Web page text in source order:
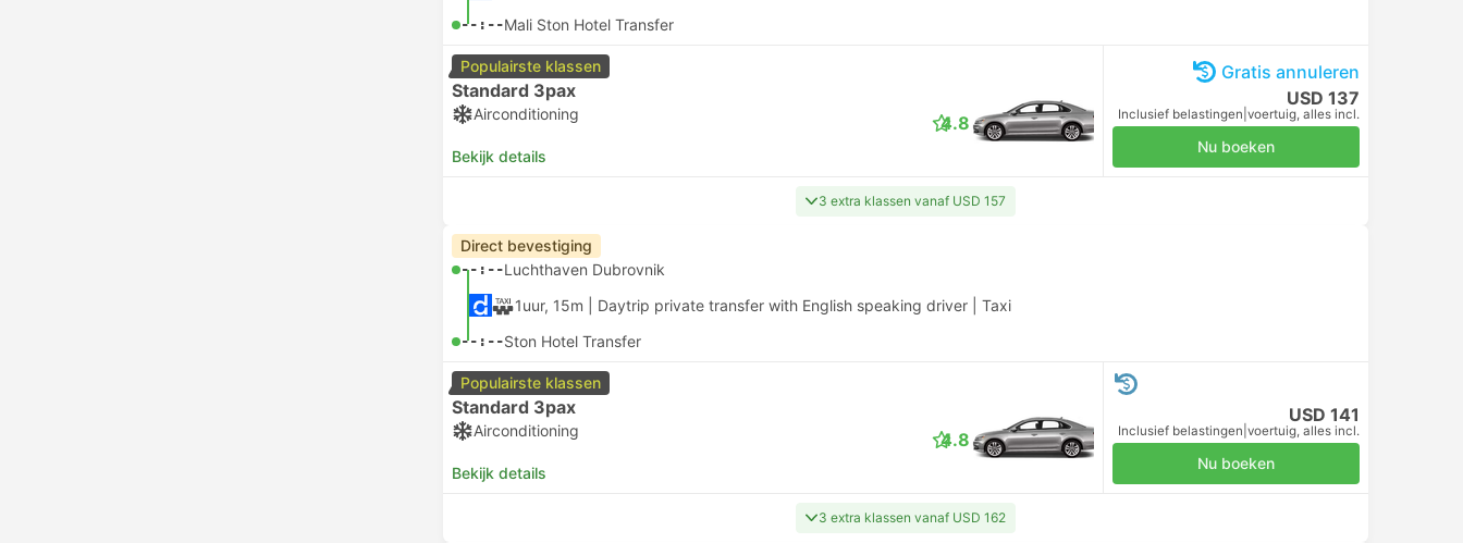
--:--Mali Ston Hotel Transfer
Populairste klassen
Standard 3pax
Airconditioning
Bekijk details
4.8
Gratis annuleren
USD 137
Inclusief belastingen voertuig, alles incl.
Nu boeken
3 extra klassen vanaf USD 157
Direct bevestiging
--:--Luchthaven Dubrovnik
1uur, 15m | Daytrip private transfer with English speaking driver Taxi
--:--Ston Hotel Transfer
Populairste klassen
Standard 3pax
Airconditioning
Bekijk details
4.8
USD 141
Inclusief belastingen voertuig, alles incl.
Nu boeken
3 extra klassen vanaf USD 162